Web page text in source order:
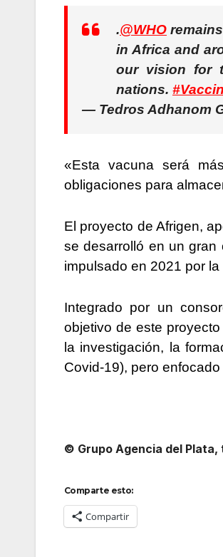
.@WHO
in Africa and
our vision for
nations.
— Tedros Adhanom
«Esta vacuna será
obligaciones para
El proyecto de Afrigen,
se desarrolló en un gran
impulsado en 2021 por
Integrado por un
objetivo de este
la investigación, la
Covid-19), pero
© Grupo Agencia del Plata,
Comparte esto:
Compartir